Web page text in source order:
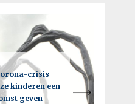
crisis
kinderen een
geven
hoe
een kick-ass
leiden
regels breken,
de EU bent